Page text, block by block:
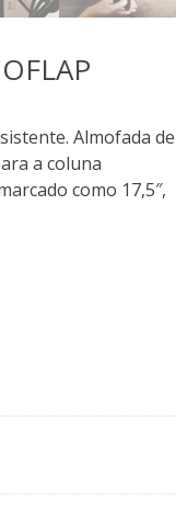
Almofada de
a coluna
como 17,5″,